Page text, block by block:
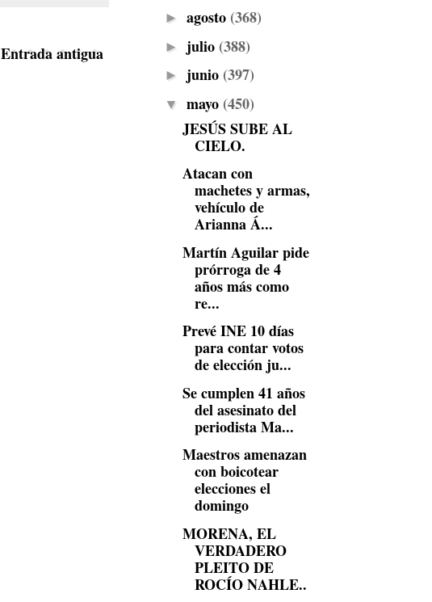
Entrada antigua
► agosto (368)
► julio (388)
► junio (397)
▼ mayo (450)
JESÚS SUBE AL
CIELO.
Atacan con
machetes y armas,
vehículo de
Arianna Á...
Martín Aguilar pide
prórroga de 4
años más como
re...
Prevé INE 10 días
para contar votos
de elección ju...
Se cumplen 41 años
del asesinato del
periodista Ma...
Maestros amenazan
con boicotear
elecciones el
domingo
MORENA, EL
VERDADERO
PLEITO DE
ROCÍO NAHLE..